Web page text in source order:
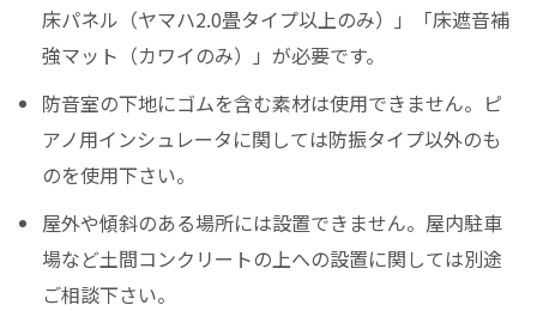
床パネル（ヤマハ2.0畳タイプ以上のみ）」「床遮音補
強マット（カワイのみ）」が必要です。
防音室の下地にゴムを含む素材は使用できません。ピ
アノ用インシュレータに関しては防振タイプ以外のも
のを使用下さい。
屋外や傾斜のある場所には設置できません。屋内駐車
場など土間コンクリートの上への設置に関しては別途
ご相談下さい。